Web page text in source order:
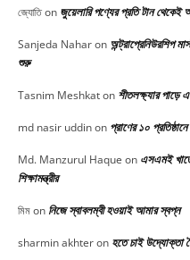
জ্যোতিon জুয়েলারি পণ্যের প্রতি টান
Sanjeda Naharon অন্ট্রাপ্রেনিউরশিপ
শুরু
Tasnim Meshkaton শীতলক্ষ্যার পাড়ে
md nasir uddinon প্রাণের ১০
Md. Manzurul Haque on এসএমই
শিক্ষামন্ত্রীর
মিমon নিজে স্বাবলম্বী হওয়াই আমার স্বপ্ন
sharmin akhteron হতে চাই উদ্যোক্তা